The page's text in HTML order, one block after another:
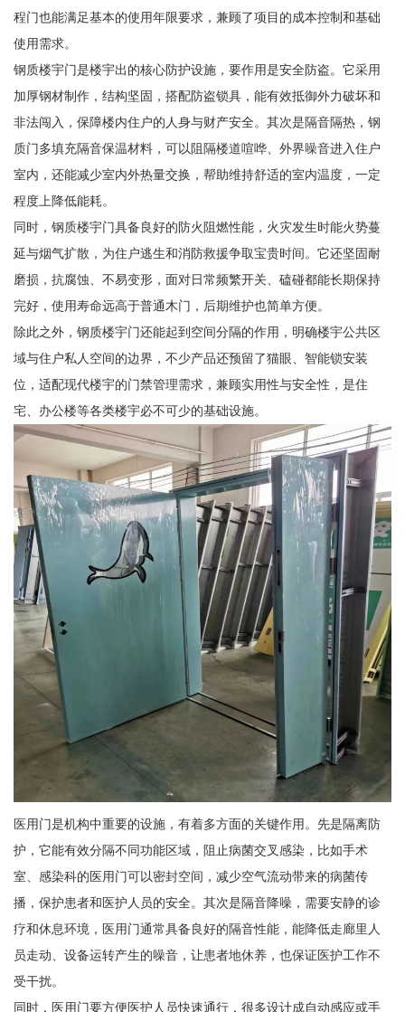
程门也能满足基本的使用年限要求，兼顾了项目的成本控制和基础
使用需求。
钢质楼宇门是楼宇出的核心防护设施，要作用是安全防盗。它采用
加厚钢材制作，结构坚固，搭配防盗锁具，能有效抵御外力破坏和
非法闯入，保障楼内住户的人身与财产安全。其次是隔音隔热，钢
质门多填充隔音保温材料，可以阻隔楼道喧哗、外界噪音进入住户
室内，还能减少室内外热量交换，帮助维持舒适的室内温度，一定
程度上降低能耗。
同时，钢质楼宇门具备良好的防火阻燃性能，火灾发生时能火势蔓
延与烟气扩散，为住户逃生和消防救援争取宝贵时间。它还坚固耐
磨损，抗腐蚀、不易变形，面对日常频繁开关、磕碰都能长期保持
完好，使用寿命远高于普通木门，后期维护也简单方便。
除此之外，钢质楼宇门还能起到空间分隔的作用，明确楼宇公共区
域与住户私人空间的边界，不少产品还预留了猫眼、智能锁安装
位，适配现代楼宇的门禁管理需求，兼顾实用性与安全性，是住
宅、办公楼等各类楼宇必不可少的基础设施。
医用门是机构中重要的设施，有着多方面的关键作用。先是隔离防
护，它能有效分隔不同功能区域，阻止病菌交叉感染，比如手术
室、感染科的医用门可以密封空间，减少空气流动带来的病菌传
播，保护患者和医护人员的安全。其次是隔音降噪，需要安静的诊
疗和休息环境，医用门通常具备良好的隔音性能，能降低走廊里人
员走动、设备运转产生的噪音，让患者地休养，也保证医护工作不
受干扰。
同时，医用门要方便医护人员快速通行，很多设计成自动感应或手